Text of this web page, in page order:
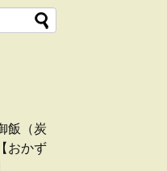
飯（炭
おかず